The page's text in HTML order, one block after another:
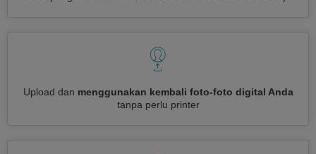
Upload dan menggunakan kembali foto-foto digital Anda
tanpa perlu printer